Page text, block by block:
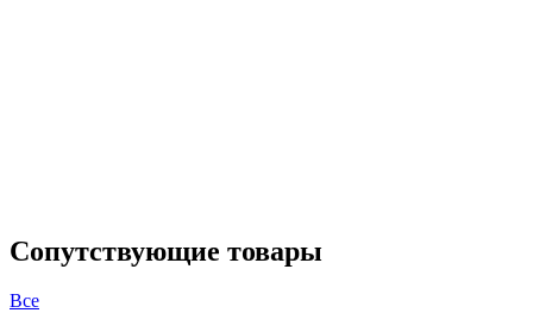
Сопутствующие товары
Все